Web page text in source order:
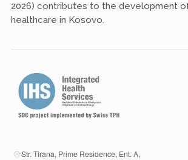
2026) contributes to the development
healthcare in Kosovo.
Str. Tirana, Prime Residence, Ent. A,